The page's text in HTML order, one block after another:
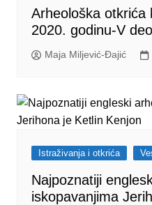
Arheološka otkrića
2020. godinu-V deo
Maja Miljević-Đajić
Istraživanja i otkrića
Najpoznatiji
iskopavanjima